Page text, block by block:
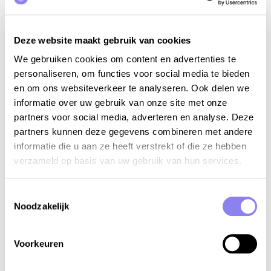
Deze website maakt gebruik van cookies
We gebruiken cookies om content en advertenties te
personaliseren, om functies voor social media te bieden
en om ons websiteverkeer te analyseren. Ook delen we
informatie over uw gebruik van onze site met onze
partners voor social media, adverteren en analyse. Deze
partners kunnen deze gegevens combineren met andere
informatie die u aan ze heeft verstrekt of die ze hebben
verzameld op basis van uw gebruik van hun services.
Noodzakelijk
Voorkeuren
Gorges de l’Ardèche (Ardèche)
natuurdecor met diepe kloven, kalkstenen
rotswanden en het meanderende, smaragdgroene
water van de rivier. Dit gebied is minder “gepolijst” dan
de Provence, maar juist daardoor bijzonder fotogeniek
en authentiek.
👉Tip:volg de panoramische wegRoute Touristique
des Gorgestussen Vallon-Pont-d’Arc en Saint-
Martin-d’Ardèche. Onderweg kom je langs meerdere
officiëlebelvédères(uitkijkpunten). Het bekendste
vroege
ochtendof tegen de avond om tegenlicht en drukte
👉Extra fototip:
en maak foto’s vanaf